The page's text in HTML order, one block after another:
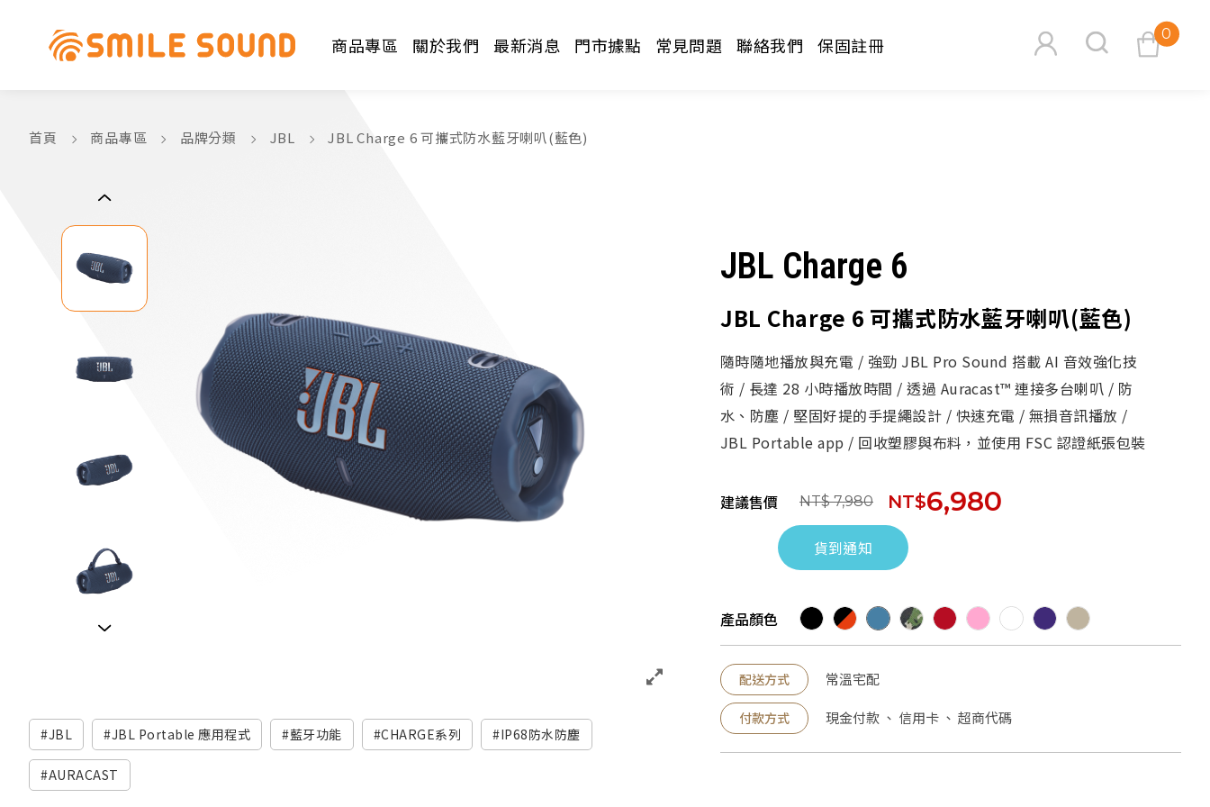
0
商品專區 關於我們 最新消息 門市據點 常見問題 聯絡我們 保固註冊
首頁 商品專區 品牌分類 JBL JBL Charge 6 可攜式防水藍牙喇叭(藍色)
JBL JBL Portable 應用程式 藍牙功能 CHARGE系列 IP68防水防塵
AURACAST
JBL Charge 6
JBL Charge 6 可攜式防水藍牙喇叭(藍色)
隨時隨地播放與充電 / 強勁 JBL Pro Sound 搭載 AI 音效強化技
術 / 長達 28 小時播放時間 / 透過 Auracast™ 連接多台喇叭 / 防
水、防塵 / 堅固好提的手提繩設計 / 快速充電 / 無損音訊播放 /
JBL Portable app / 回收塑膠與布料，並使用 FSC 認證紙張包裝
建議售價 NT$ 7,980 NT$6,980
貨到通知
產品顏色
配送方式 常溫宅配
付款方式 現金付款 、 信用卡 、 超商代碼